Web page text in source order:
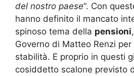
del nostro paese“. Con
hanno definito il mancato
spinoso tema della pensioni
Governo di Matteo Renzi
stabilità. E proprio in questi
cosiddetto scalone previsto